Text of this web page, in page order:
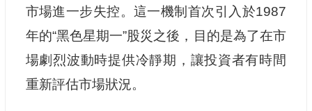
市場進一步失控。這一機制首次引入於1987
年的“黑色星期一”股災之後，目的是為了在市
場劇烈波動時提供冷靜期，讓投資者有時間
重新評估市場狀況。